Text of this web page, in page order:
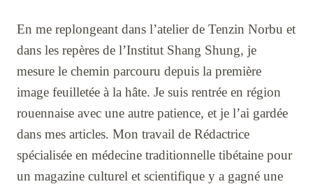
En me replongeant dans l’atelier de Tenzin Norbu et
dans les repères de l’Institut Shang Shung, je
mesure le chemin parcouru depuis la première
image feuilletée à la hâte. Je suis rentrée en région
rouennaise avec une autre patience, et je l’ai gardée
dans mes articles. Mon travail de Rédactrice
spécialisée en médecine traditionnelle tibétaine pour
un magazine culturel et scientifique y a gagné une